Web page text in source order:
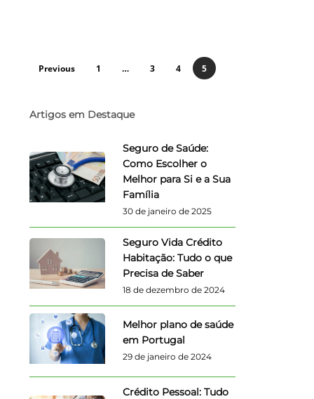
Previous 1 … 3 4 5
Artigos em Destaque
Seguro de Saúde:
Como Escolher o
Melhor para Si e a Sua
Família
30 de janeiro de 2025
Seguro Vida Crédito
Habitação: Tudo o que
Precisa de Saber
18 de dezembro de 2024
Melhor plano de saúde
em Portugal
29 de janeiro de 2024
Crédito Pessoal: Tudo